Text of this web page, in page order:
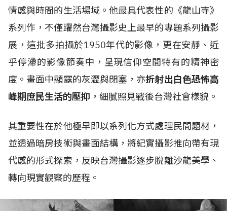
情感與時間的生活場域。他最具代表性的《龍山寺》
系列作，不僅躍然台灣攝影史上最早的專題系列攝影
展，這批多拍攝於1950年代的影像，更在安靜、近
乎停滯的影像節奏中，呈現信仰空間特有的精神密
度。畫面中顯露的灰澀與閉塞，亦折射出白色恐怖高
峰期庶民生活的壓抑 ，細膩照見戰後台灣社會樣貌。
其重要性在於他極早即以系列化方式處理民間題材，
並透過暗房技術與畫面結構，將紀實攝影推向帶有現
代感的形式探索，反映台灣攝影逐步脫離沙龍美學、
轉向現實觀察的歷程。